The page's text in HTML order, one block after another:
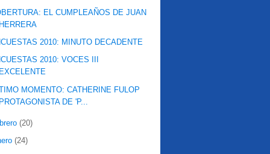
EL CUMPLEAÑOS DE JUAN
2010: MINUTO DECADENTE
2010: VOCES III
MOMENTO: CATHERINE FULOP
DE 'P...
(20)
(24)